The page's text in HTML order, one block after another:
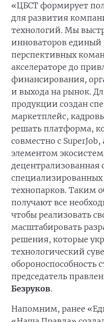
«ЦБСТ формирует
для развития
технологий. Мы
инноваторов единый
перспективных
акселераторе до
финансирования,
и выхода на рынок.
продукции создан
маркетплейс,
решать платформа,
совместно с
элементом
децентрализованная
технопарков. Таким
получают все
чтобы реализовать
масштабировать
решения, которые
технологический
председатель
Безруков.
Напомним, ранее